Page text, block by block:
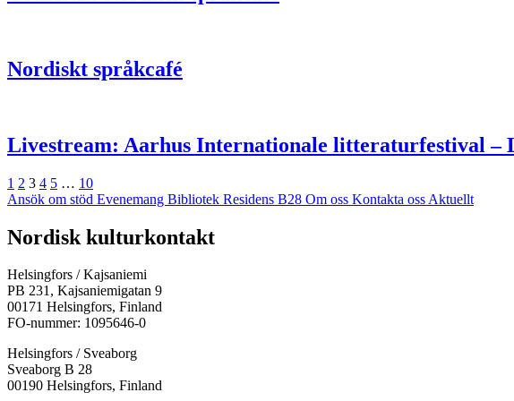
Nordiskt språkcafé
Livestream: Aarhus Internationale litteraturfestival –
Föregående
Sida
1 Sida
2 Sida
3 Sida
4 Sida
5 … Sida
10Nästa
Ansök om stöd Evenemang Bibliotek Residens B28 Om oss Kontakta oss Aktuellt
Facebook:
Öppnas
en
ny
flik
Instagram:
Öppnas
en
ny
flik
TikTok:
Öppnas
en
ny
flik
Youtube:
Öppnas
en
ny
flik
Vimeo:
Öppnas
en
ny
flik
Nordisk kulturkontakt
Helsingfors / Kajsaniemi
PB 231, Kajsaniemigatan 9
00171 Helsingfors, Finland
FO-nummer: 1095646-0
Helsingfors / Sveaborg
Sveaborg B 28
00190 Helsingfors, Finland